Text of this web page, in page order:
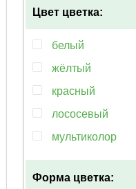
Цвет цветка:
белый
жёлтый
красный
лососевый
мультиколор
оранжевый
розовый
Форма цветка: